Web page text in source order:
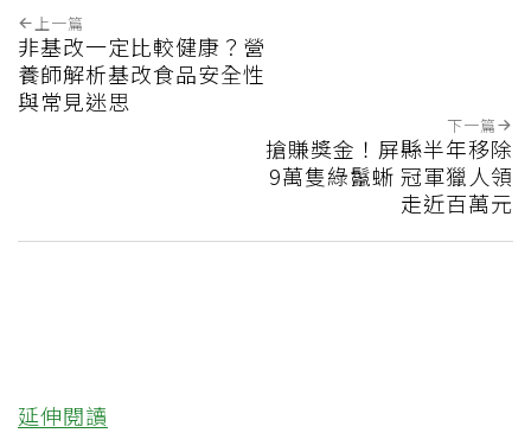
上一篇
非基改一定比較健康？營
養師解析基改食品安全性
與常見迷思
下一篇
搶賺獎金！屏縣半年移除
9萬隻綠鬣蜥 冠軍獵人領
走近百萬元
延伸閱讀